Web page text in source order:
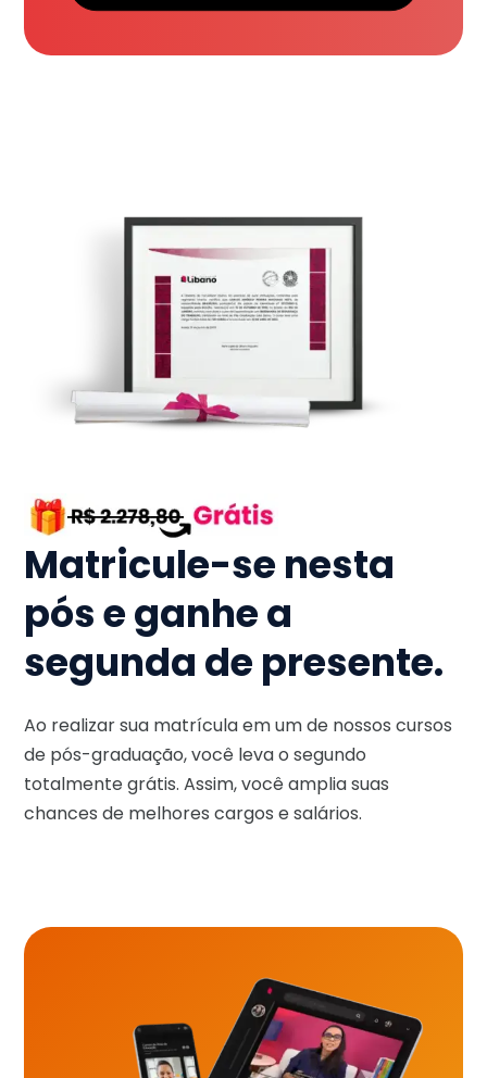
Matricule-se nesta
pós e ganhe a
segunda de presente.
Ao realizar sua matrícula em um de nossos cursos
de pós-graduação, você leva o segundo
totalmente grátis. Assim, você amplia suas
chances de melhores cargos e salários.